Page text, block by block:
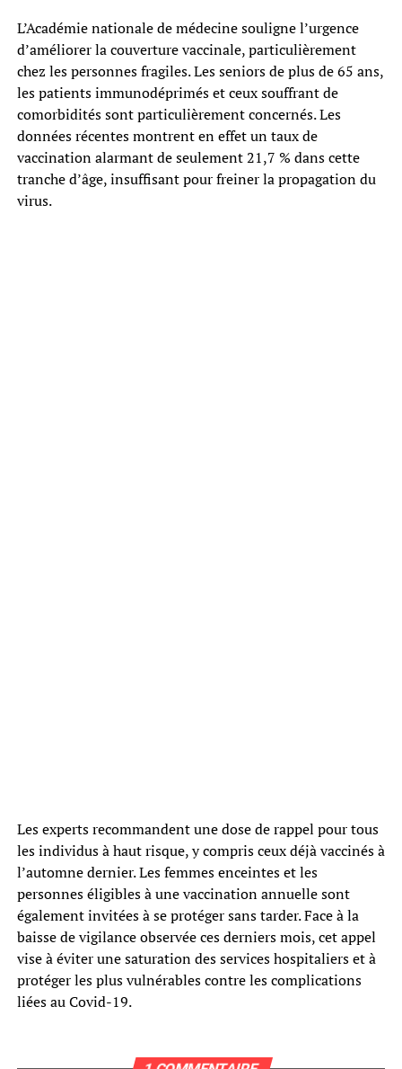
L’Académie nationale de médecine souligne l’urgence
d’améliorer la couverture vaccinale, particulièrement
chez les personnes fragiles. Les seniors de plus de 65 ans,
les patients immunodéprimés et ceux souffrant de
comorbidités sont particulièrement concernés. Les
données récentes montrent en effet un taux de
vaccination alarmant de seulement 21,7 % dans cette
tranche d’âge, insuffisant pour freiner la propagation du
virus.
Les experts recommandent une dose de rappel pour tous
les individus à haut risque, y compris ceux déjà vaccinés à
l’automne dernier. Les femmes enceintes et les
personnes éligibles à une vaccination annuelle sont
également invitées à se protéger sans tarder. Face à la
baisse de vigilance observée ces derniers mois, cet appel
vise à éviter une saturation des services hospitaliers et à
protéger les plus vulnérables contre les complications
liées au Covid-19.